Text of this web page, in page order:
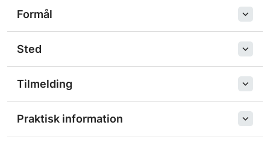
Formål
Sted
Tilmelding
Praktisk information